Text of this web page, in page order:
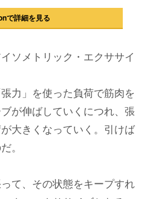
で詳細を見る
ソメトリック・エクササイ
力」を使った負荷で筋肉を
が伸ばしていくにつれ、張
大きくなっていく。引けば
。
て、その状態をキープすれ